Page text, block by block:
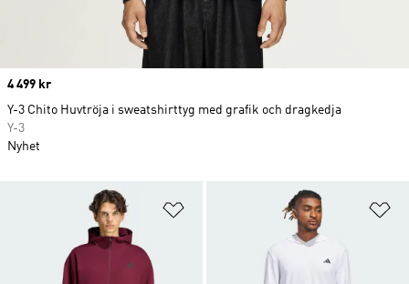
Lägg till på önskelistan
Price
4 499 kr
Y-3 Chito Huvtröja i sweatshirttyg med grafik och dragkedja
Y-3
Nyhet